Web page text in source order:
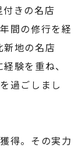
きの名店
間の修行を経
新地の名店
験を重ね、
過ごしまし
得。その実力